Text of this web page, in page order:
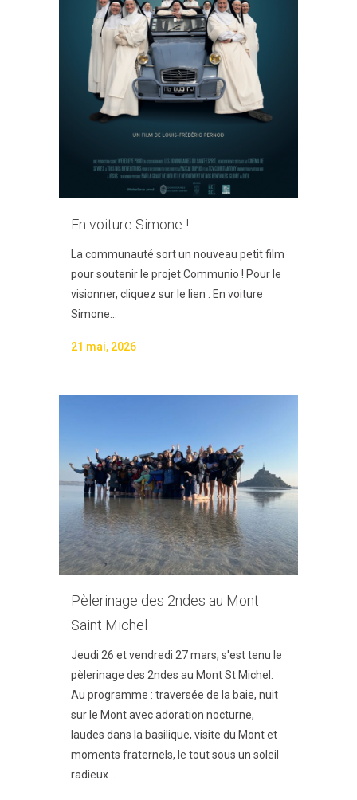
En voiture Simone !
La communauté sort un nouveau petit film
pour soutenir le projet Communio ! Pour le
visionner, cliquez sur le lien : En voiture
Simone...
21 mai, 2026
Pèlerinage des 2ndes au Mont
Saint Michel
Jeudi 26 et vendredi 27 mars, s'est tenu le
pèlerinage des 2ndes au Mont St Michel.
Au programme : traversée de la baie, nuit
sur le Mont avec adoration nocturne,
laudes dans la basilique, visite du Mont et
moments fraternels, le tout sous un soleil
radieux...